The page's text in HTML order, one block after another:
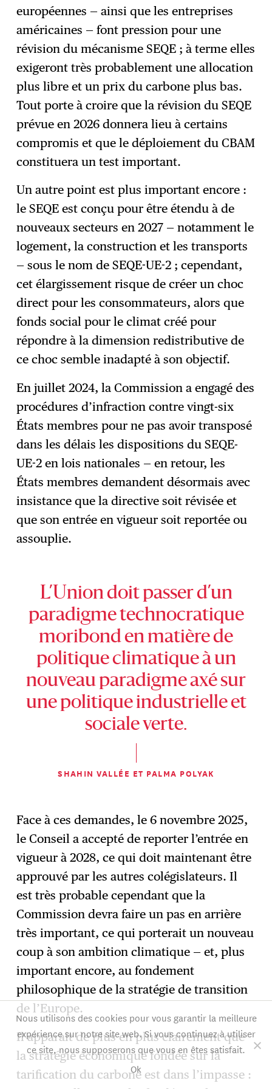
européennes — ainsi que les entreprises
américaines — font pression pour une
révision du mécanisme SEQE ; à terme elles
exigeront très probablement une allocation
plus libre et un prix du carbone plus bas.
Tout porte à croire que la révision du SEQE
prévue en 2026 donnera lieu à certains
compromis et que le déploiement du CBAM
constituera un test important.
Un autre point est plus important encore :
le SEQE est conçu pour être étendu à de
nouveaux secteurs en 2027 — notamment le
logement, la construction et les transports
— sous le nom de SEQE-UE-2 ; cependant,
cet élargissement risque de créer un choc
direct pour les consommateurs, alors que
fonds social pour le climat créé pour
répondre à la dimension redistributive de
ce choc semble inadapté à son objectif.
En juillet 2024, la Commission a engagé des
procédures d’infraction contre vingt-six
États membres pour ne pas avoir transposé
dans les délais les dispositions du SEQE-
UE-2 en lois nationales — en retour, les
États membres demandent désormais avec
insistance que la directive soit révisée et
que son entrée en vigueur soit reportée ou
assouplie.
L’Union doit passer d’un
paradigme technocratique
moribond en matière de
politique climatique à un
nouveau paradigme axé sur
une politique industrielle et
sociale verte.
SHAHIN VALLÉE ET PALMA POLYAK
Face à ces demandes, le 6 novembre 2025,
le Conseil a accepté de reporter l’entrée en
vigueur à 2028, ce qui doit maintenant être
approuvé par les autres colégislateurs. Il
est très probable cependant que la
Commission devra faire un pas en arrière
très important, ce qui porterait un nouveau
coup à son ambition climatique — et, plus
important encore, au fondement
philosophique de la stratégie de transition
de l’Europe.
Il apparaît de plus en plus clairement que
la stratégie économique fondée sur la
tarification du carbone est dans l’impasse :
Nous utilisons des cookies pour vous garantir la meilleure
expérience sur notre site web. Si vous continuez à utiliser
ce site, nous supposerons que vous en êtes satisfait.
Ok